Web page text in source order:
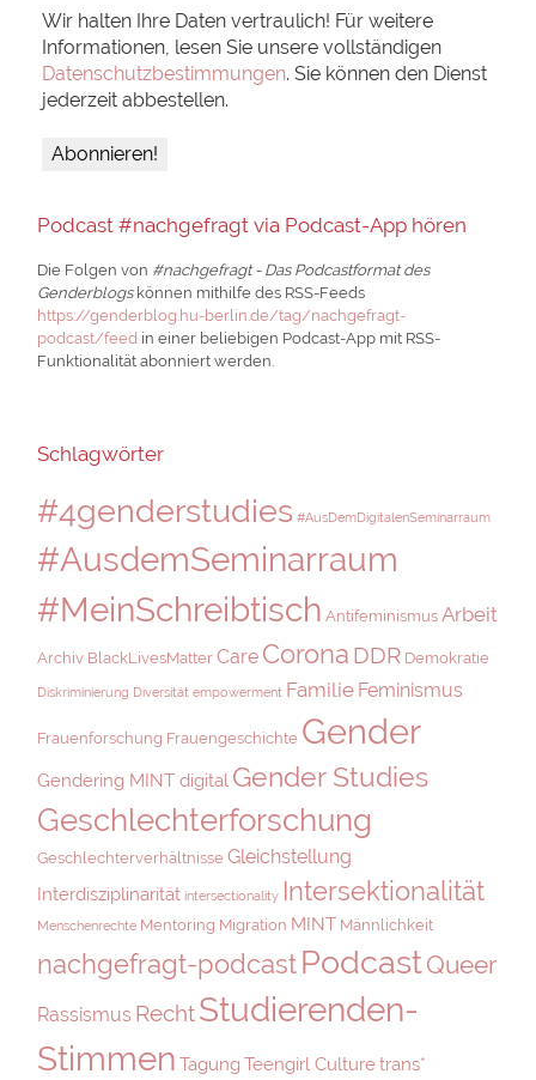
Wir halten Ihre Daten vertraulich! Für weitere
Informationen, lesen Sie unsere vollständigen
Datenschutzbestimmungen. Sie können den Dienst
jederzeit abbestellen.
Podcast #nachgefragt via Podcast-App hören
Die Folgen von #nachgefragt - Das Podcastformat des
Genderblogskönnen mithilfe des RSS-Feeds
https://genderblog.hu-berlin.de/tag/nachgefragt-
podcast/feed in einer beliebigen Podcast-App mit RSS-
Funktionalität abonniert werden.
Schlagwörter
#4genderstudies #AusDemDigitalenSeminarraum
#AusdemSeminarraum
#MeinSchreibtisch Antifeminismus Arbeit
Archiv BlackLivesMatter Care Corona DDR Demokratie
Diskriminierung Diversität empowerment Familie Feminismus
Frauenforschung Frauengeschichte Gender
Gendering MINT digital Gender Studies
Geschlechterforschung
Geschlechterverhältnisse Gleichstellung
Interdisziplinarität intersectionality Intersektionalität
Menschenrechte Mentoring Migration MINT Männlichkeit
nachgefragt-podcastPodcastQueer
Rassismus RechtStudierenden-
Stimmen Tagung Teengirl Culturetrans*